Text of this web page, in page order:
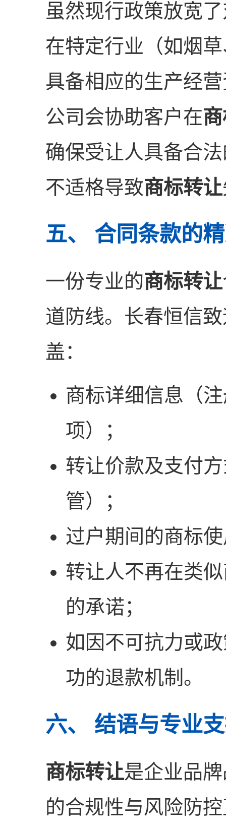
虽然现行政策放宽
在特定行业（如烟
具备相应的生产经
公司会协助客户在
确保受让人具备合
不适格导致商标转让
五、 合同条款的
一份专业的商标转让
道防线。长春恒信
盖：
商标详细信息（
项）；
转让价款及支付
管）；
过户期间的商标
转让人不再在类
的承诺；
如因不可抗力或
功的退款机制。
六、 结语与专业
商标转让是企业品
的合规性与风险防